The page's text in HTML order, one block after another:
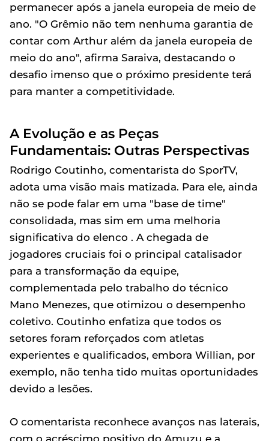
permanecer após a janela europeia de meio de
ano. "O Grêmio não tem nenhuma garantia de
contar com Arthur além da janela europeia de
meio do ano", afirma Saraiva, destacando o
desafio imenso que o próximo presidente terá
para manter a competitividade.
A Evolução e as Peças
Fundamentais: Outras Perspectivas
Rodrigo Coutinho, comentarista do SporTV,
adota uma visão mais matizada. Para ele, ainda
não se pode falar em uma "base de time"
consolidada, mas sim em uma melhoria
significativa do elenco . A chegada de
jogadores cruciais foi o principal catalisador
para a transformação da equipe,
complementada pelo trabalho do técnico
Mano Menezes, que otimizou o desempenho
coletivo. Coutinho enfatiza que todos os
setores foram reforçados com atletas
experientes e qualificados, embora Willian, por
exemplo, não tenha tido muitas oportunidades
devido a lesões.
O comentarista reconhece avanços nas laterais,
com o acréscimo positivo do Amuzu e a